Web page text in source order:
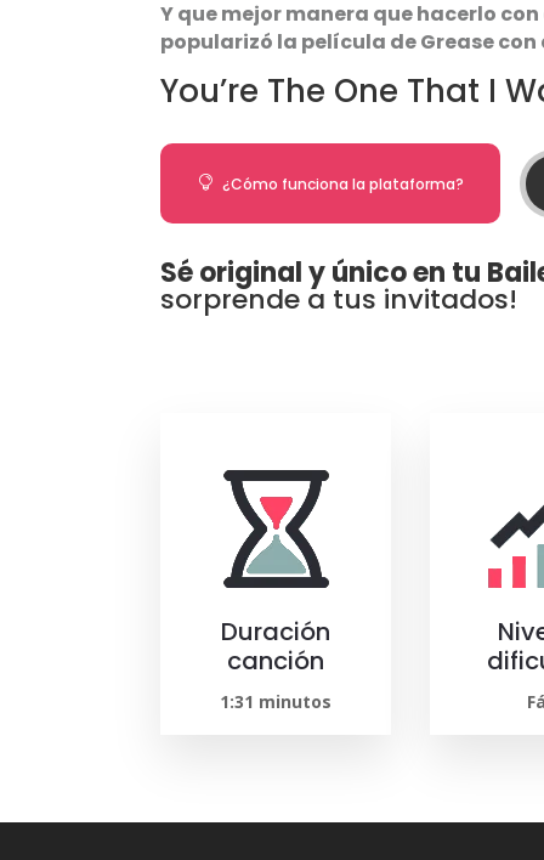
Y que mejor manera que hacerlo
popularizó la película de Grease
You’re The One That I
 ¿Cómo funciona la plataforma?
Sé original y único en tu
sorprende a tus invitados!
Duración
canción
1:31 minutos